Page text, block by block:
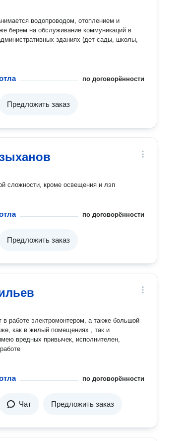
водопроводом, отоплением и
берем на обслуживание коммуникаций в
зданиях (дет сады, школы,
по договорённости
Предложить заказ
сложности, кроме освещения и лэп
по договорённости
Предложить заказ
работе электромонтером, а также большой
как в жилый помещениях , так и
вредных привычек, исполнителен,
по договорённости
Чат Предложить заказ